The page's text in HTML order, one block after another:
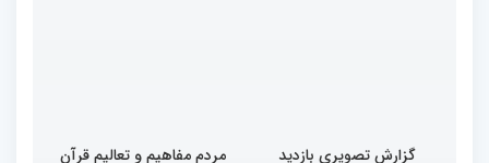
گزارش تصویری بازدید
مردم مفاهیم و تعالیم قرآن